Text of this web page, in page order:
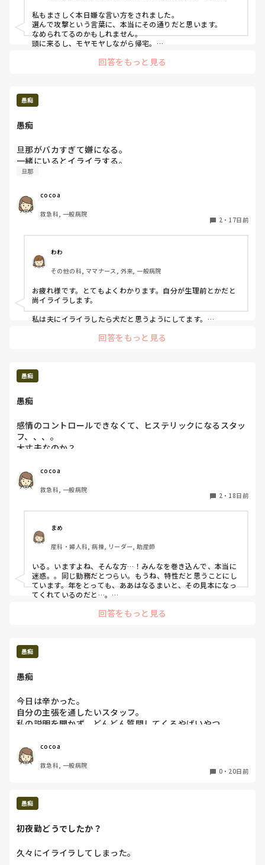
いや、分かってます。
まず私だってそうだろう、きっと。
誰にも嫌な思いをさせずに生きてこれた
だから他人のことは言えないんだけど、
気をつけてはいるんだよなぁ…。
どんだけ相手が悪くても
1回考える。
どんな言葉なら嫌な思いさせずに
それでも嫌な思いする人はいるから
次から気をつけようって思う。
でもその努力もせず、
思った事をそのまま言って、
発言する人って何？
一定数いますよね。
いや、ほんとに、分かってます。
他人の事をごちゃごちゃ言えない。
なめられてんのかな。
悔しい。
まぁでも、自分がそっち側じゃなくて
よかったなとは思うけど。
はぁ…。
もう私のミスじゃないのに言われるの嫌だし
決めつけ説教も嫌だし、
陰でこそこそ
｢あの子にああやって注意してやったわ｣とか
話されるのも嫌。
自分のミスは｢エヘヘ、やっちまった｣なのに。
私もまさしく本日嫌な言い方をされました。
選んで攻撃という言葉に、本当にその通りだと思います。
なめられてるのかもしれません。
頭に来るし、モヤモヤしながら帰宅。
すから。さっきまで、明日私も嫌な言い方してやろうとか考え
回答をもっと見る
愚痴
愚痴
旦那がバカすぎて嫌になる。
一緒にいるとイライラする。
旦那
cocoa
救急科, 一般病院
2 ・ 17日前
わわ
その他の科, ママナース, 外来, 一般病院
お疲れ様です。とてもよくわかります。自分が生理前とかだと
尚イライラします。
私は夫にイライラしたら犬だと思うようにしてます。
回答をもっと見る
愚痴
愚痴
感情のコントロールできなくて、ヒステリックになるスタッ
フ、、、。
大丈夫なのか？
cocoa
救急科, 一般病院
2 ・ 18日前
まめ
産科・婦人科, 病棟, リーダー, 助産師
いる。いますよね、そんな方…！みんなを巻き込んで、本当に
迷惑。。同じ勤務だとつらい。もうね、特性だと思うことにし
ています。年をとっても、ああはなるまいと、その見本になっ
てくれているのだと…。
回答をもっと見る
愚痴
愚痴
今日は辛かった。
自分の主張を通したいスタッフ。
私の説明を聞かず、どんどん質問してくるやばいやつ。
私が説明したこと聞いてないと言い張る。
私は言いました。どんな状況で言ったかを言ったら、自分の
非を認めたくないらしい。
面倒くさい。
だから、みんなに嫌われてるんだよ、、、。
cocoa
救急科, 一般病院
0・ 20日前
愚痴
初夜勤どうでしたか？
久々にイライラしてしまった。